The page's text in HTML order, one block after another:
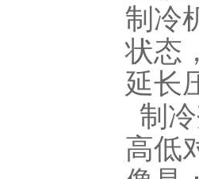
制冷
状态
延长
制
高低